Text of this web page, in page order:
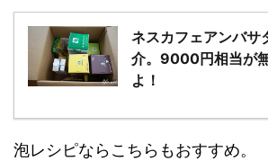
ネスカフェアンバサ
介。9000円相当が
よ！
泡レシピならこちらもおすすめ。